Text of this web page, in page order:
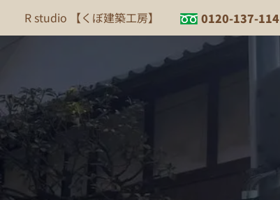
ッ
プ
R studio 【くぼ建築工房】 0120-137-114